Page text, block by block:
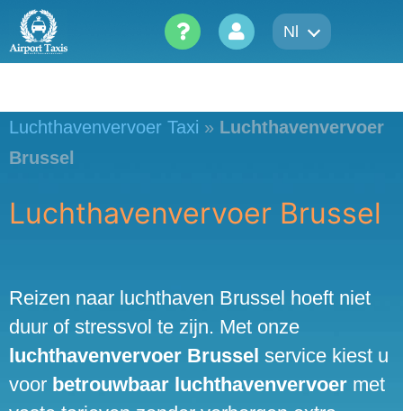
Skip
content
Nl
Luchthavenvervoer Taxi » Luchthavenvervoer
Brussel
Luchthavenvervoer Brussel
Reizen naar luchthaven Brussel hoeft niet
duur of stressvol te zijn. Met onze
luchthavenvervoer Brussel service kiest u
voor betrouwbaar luchthavenvervoer met